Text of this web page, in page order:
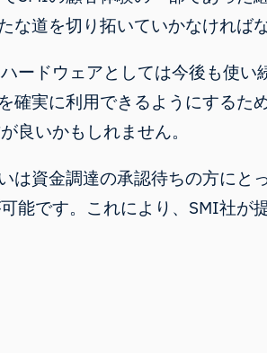
道を切り拓いていかなければな
ードウェアとしては今後も使い
実に利用できるようにするた
良いかもしれません。
資金調達の承認待ちの方にと
能です。これにより、SMI社が